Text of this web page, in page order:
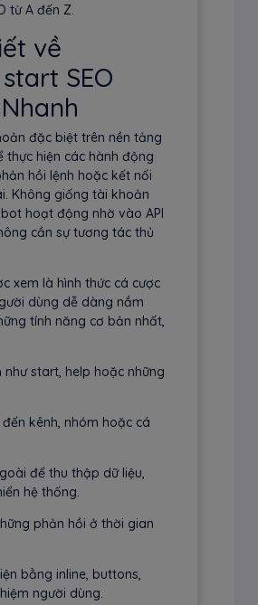
từ A đến Z.
về
SEO
đặc biệt trên nền tảng
hiện các hành động
hồi lệnh hoặc kết nối
Không giống tài khoản
hoạt động nhờ vào API
cần sự tương tác thủ
xem là hình thức cá cược
dùng dễ dàng nắm
tính năng cơ bản nhất,
start, help hoặc những
kênh, nhóm hoặc cá
để thu thập dữ liệu,
hệ thống.
phản hồi ở thời gian
bằng inline, buttons,
người dùng.